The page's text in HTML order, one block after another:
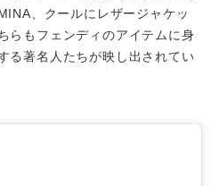
、クールにレザージャケッ
らもフェンディのアイテムに身
る著名人たちが映し出されてい